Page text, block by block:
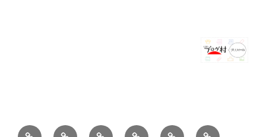
ホ ブ 薪 シ お バ